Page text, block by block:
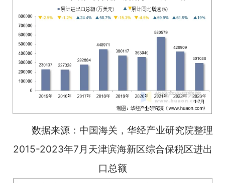
数据来源：中国海关，华经产业研究院整理
2015-2023年7月天津滨海新区综合保税区进出
口总额